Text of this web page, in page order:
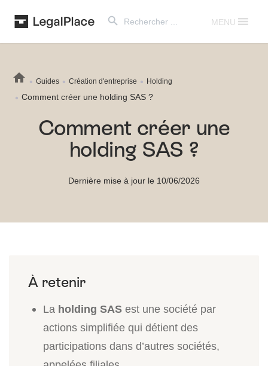
for:
MENU
Guides Création d'entreprise Holding
Comment créer une holding SAS ?
Comment créer une
holding SAS ?
Dernière mise à jour le 10/06/2026
La holding SAS est une société par
actions simplifiée qui détient des
participations dans d’autres sociétés,